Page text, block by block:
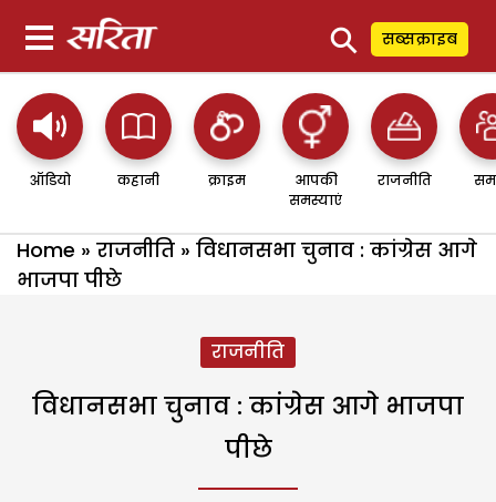
⚲ सब्सक्राइब
ऑडियो कहानी क्राइम
आपकी
समस्याएं
राजनीति
Home » राजनीति » विधानसभा चुनाव : कांग्रेस आगे
भाजपा पीछे
राजनीति
विधानसभा चुनाव : कांग्रेस आगे भाजपा
पीछे